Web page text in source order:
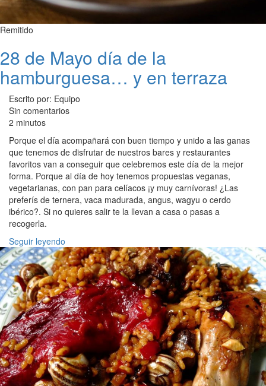
Remitido
28 de Mayo día de la
hamburguesa… y en terraza
Escrito por: Equipo
Sin comentarios
2 minutos
Porque el día acompañará con buen tiempo y unido a las ganas
que tenemos de disfrutar de nuestros bares y restaurantes
favoritos van a conseguir que celebremos este día de la mejor
forma. Porque al día de hoy tenemos propuestas veganas,
vegetarianas, con pan para celíacos ¡y muy carnívoras! ¿Las
preferís de ternera, vaca madurada, angus, wagyu o cerdo
ibérico?. Si no quieres salir te la llevan a casa o pasas a
recogerla.
Seguir leyendo